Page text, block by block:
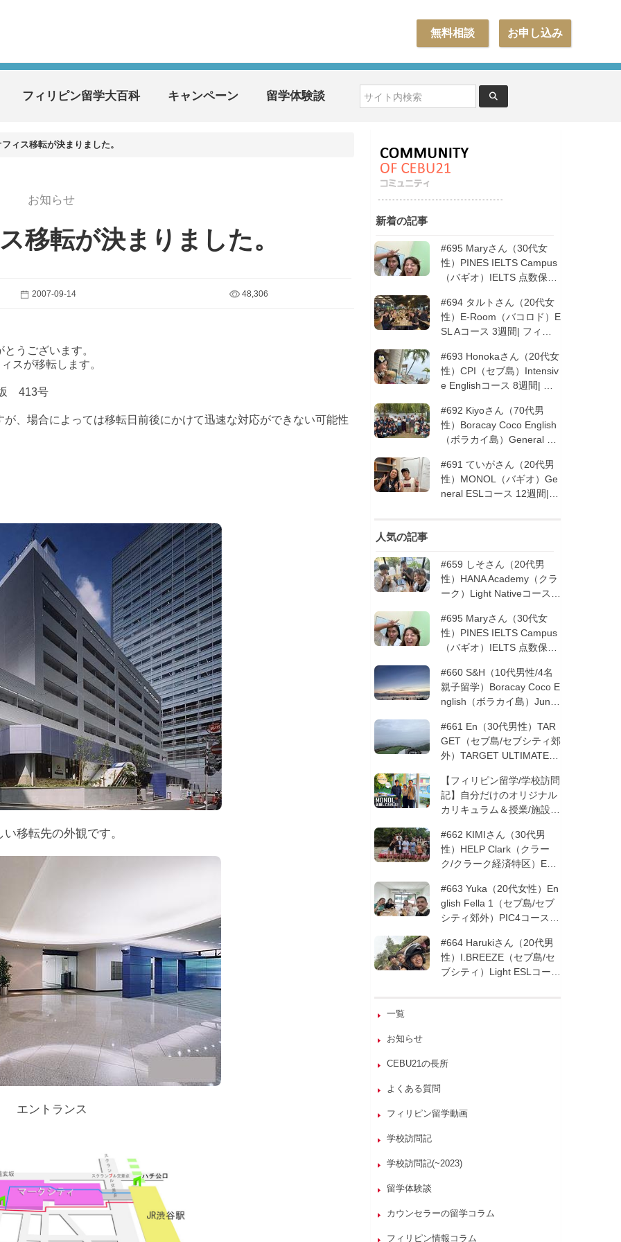
お申し込み
無料相談
フィリピン留学大百科 キャンペーン 留学体験談
ィス移転が決まりました。
お知らせ
移転が決まりました。
2007-09-14 48,306
うございます。
スが移転します。
413号
、場合によっては移転日前後にかけて迅速な対応ができない可能性
い移転先の外観です。
エントランス
新着の記事
#695 Maryさん（30代女
性）PINES IELTS Campus
（バギオ）IELTS 点数保証
#694 タルトさん（20代女
性）E-Room（バコロド）E
SL Aコース 3週間| フィリ
#693 Honokaさん（20代女
性）CPI（セブ島）Intensiv
e Englishコース 8週間| フ
#692 Kiyoさん（70代男
性）Boracay Coco English
（ボラカイ島）General En
ピン留学5回目リピータ
ー）| フィリピン留学
#691 ていがさん（20代男
性）MONOL（バギオ）Ge
neral ESLコース 12週間|
人気の記事
#659 しそさん（20代男
性）HANA Academy（クラ
ーク）Light Nativeコース 4
#695 Maryさん（30代女
性）PINES IELTS Campus
（バギオ）IELTS 点数保証
#660 S&H（10代男性/4名
親子留学）Boracay Coco E
nglish（ボラカイ島）Junio
ン留学
#661 En（30代男性）TAR
GET（セブ島/セブシティ郊
外）TARGET ULTIMATE 8
留学
【フィリピン留学/学校訪問
記】自分だけのオリジナル
カリキュラム＆授業/施設の
─MONOLを徹底取材！
#662 KIMIさん（30代男
性）HELP Clark（クラー
ク/クラーク経済特区）ESL
オの他校に転校 | フィリピ
ン留学
#663 Yuka（20代女性）En
glish Fella 1（セブ島/セブ
シティ郊外）PIC4コース 8
#664 Harukiさん（20代男
性）I.BREEZE（セブ島/セ
ブシティ）Light ESLコース
一覧
お知らせ
CEBU21の長所
よくある質問
フィリピン留学動画
学校訪問記
学校訪問記(~2023)
留学体験談
カウンセラーの留学コラム
フィリピン情報コラム